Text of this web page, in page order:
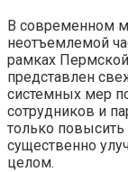
В современном
неотъемлемой
рамках
представлен
системных мер
сотрудников и
только повысить
существенно
целом.